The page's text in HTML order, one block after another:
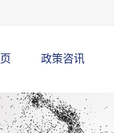
政策咨讯